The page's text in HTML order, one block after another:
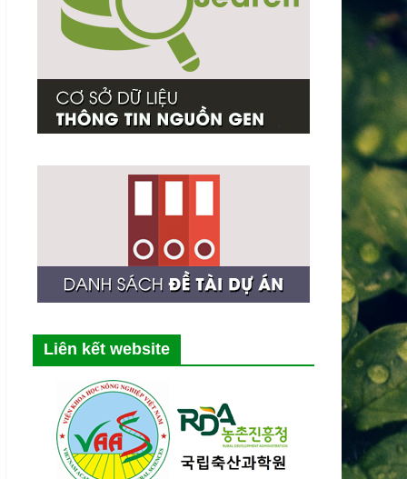
Liên kết website